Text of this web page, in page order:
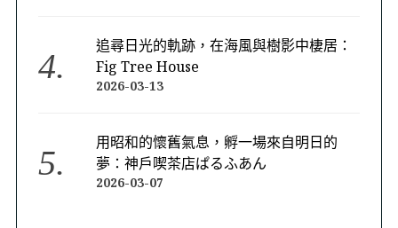
追尋日光的軌跡，在海風與樹影中棲居：
Fig Tree House
2026-03-13
用昭和的懷舊氣息，孵一場來自明日的
夢：神戶喫茶店ぱるふあん
2026-03-07